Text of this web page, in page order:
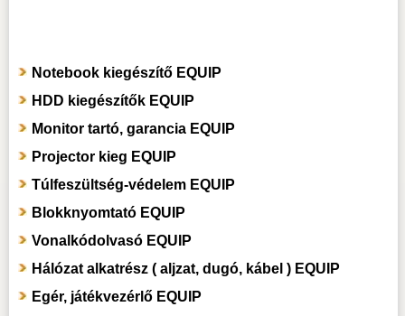
Notebook kiegészítő EQUIP
HDD kiegészítők EQUIP
Monitor tartó, garancia EQUIP
Projector kieg EQUIP
Túlfeszültség-védelem EQUIP
Blokknyomtató EQUIP
Vonalkódolvasó EQUIP
Hálózat alkatrész ( aljzat, dugó, kábel ) EQUIP
Egér, játékvezérlő EQUIP